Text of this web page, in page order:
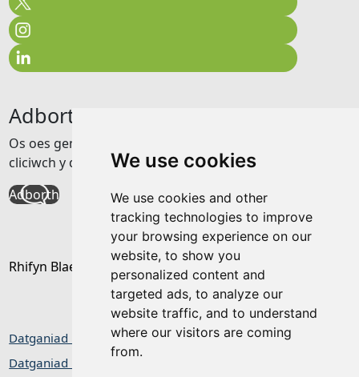
We use cookies
We use cookies and other
tracking technologies to improve
your browsing experience on our
website, to show you
personalized content and
targeted ads, to analyze our
website traffic, and to understand
where our visitors are coming
from.
Adborth
Os oes gennych unrhyw adborth am y wefan hon
cliciwch y ddolen isod
Adborth
Rhifyn Blaenorol
Datganiad hygyrchedd
Datganiad Preifatrwydd / Cwcis